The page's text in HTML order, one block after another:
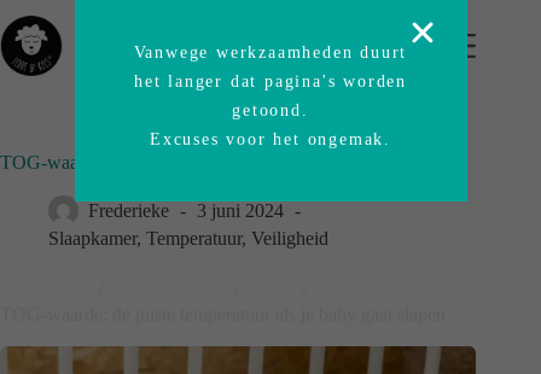
TOG-waarde: de juiste temperatuur als je baby gaat slapen
Frederieke
3 juni 2024
Slaapkamer, Temperatuur, Veiligheid
Vanwege werkzaamheden duurt
het langer dat pagina's worden
getoond.
Excuses voor het ongemak.